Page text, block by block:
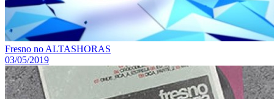
Fresno no ALTASHORAS
03/05/2019